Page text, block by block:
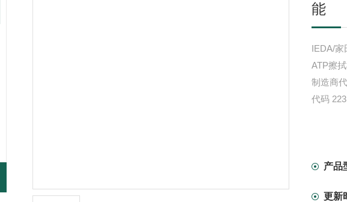
能
IEDA/家
ATP擦
制造商
代码
产品
更新